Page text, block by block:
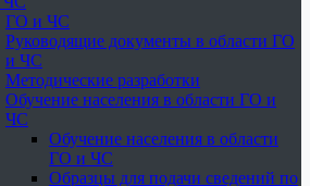
ГО и ЧС
Руководящие документы в области ГО
и ЧС
Методические разработки
Обучение населения в области ГО и
ЧС
Обучение населения в области
ГО и ЧС
Образцы для подачи сведений по